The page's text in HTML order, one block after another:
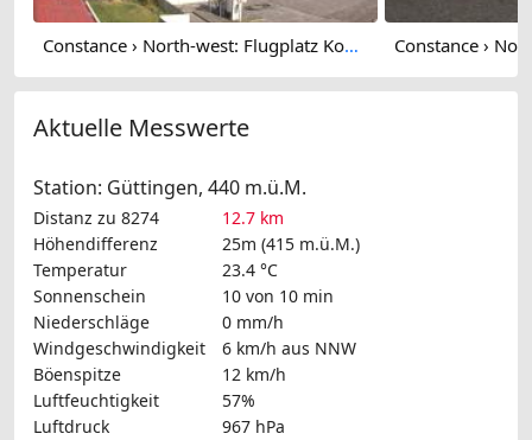
Constance › North-west: Flugplatz Konstanz
Aktuelle Messwerte
Station: Güttingen, 440 m.ü.M.
Distanz zu 8274
12.7 km
Höhendifferenz
25m (415 m.ü.M.)
Temperatur
23.4 °C
Sonnenschein
10 von 10 min
Niederschläge
0 mm/h
Windgeschwindigkeit
6 km/h aus NNW
Böenspitze
12 km/h
Luftfeuchtigkeit
57%
Luftdruck
967 hPa